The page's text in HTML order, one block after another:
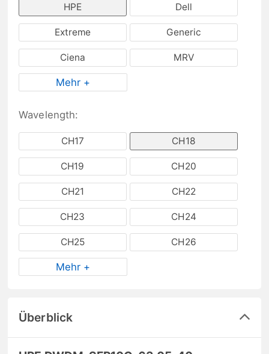
HPE Dell
Extreme Generic
Ciena MRV
Mehr +
Wavelength:
CH17 CH18
CH19 CH20
CH21 CH22
CH23 CH24
CH25 CH26
Mehr +
Überblick